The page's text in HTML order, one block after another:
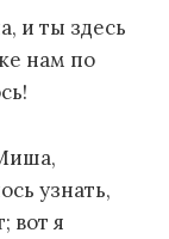
и ты здесь
нам по
узнать,
вот я